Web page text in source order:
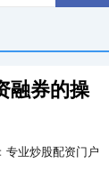
融券的操
专业炒股配资门户